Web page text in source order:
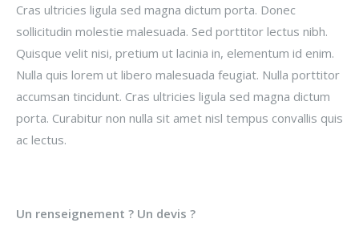
Cras ultricies ligula sed magna dictum porta. Donec
sollicitudin molestie malesuada. Sed porttitor lectus nibh.
Quisque velit nisi, pretium ut lacinia in, elementum id enim.
Nulla quis lorem ut libero malesuada feugiat. Nulla porttitor
accumsan tincidunt. Cras ultricies ligula sed magna dictum
porta. Curabitur non nulla sit amet nisl tempus convallis quis
ac lectus.
Un renseignement ? Un devis ?